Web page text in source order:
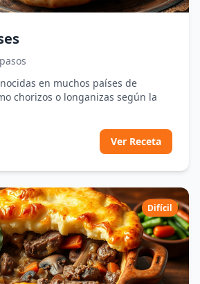
en muchos países de
chorizos o longanizas según la
Ver Receta
Difícil